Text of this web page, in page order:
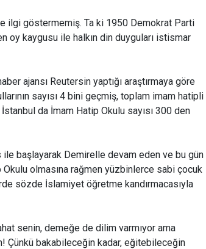
ilgi göstermemiş. Ta ki 1950 Demokrat Parti
oy kaygusu ile halkın din duyguları istismar
ajansı Reutersin yaptığı araştırmaya göre
sayısı 4 bini geçmiş, toplam imam hatipli
da İmam Hatip Okulu sayısı 300 den
başlayarak Demirelle devam eden ve bu gün
olmasına rağmen yüzbinlerce sabi çocuk
sözde İslamiyet öğretme kandırmacasıyla
senin, demeğe de dilim varmıyor ama
Çünkü bakabileceğin kadar, eğitebileceğin